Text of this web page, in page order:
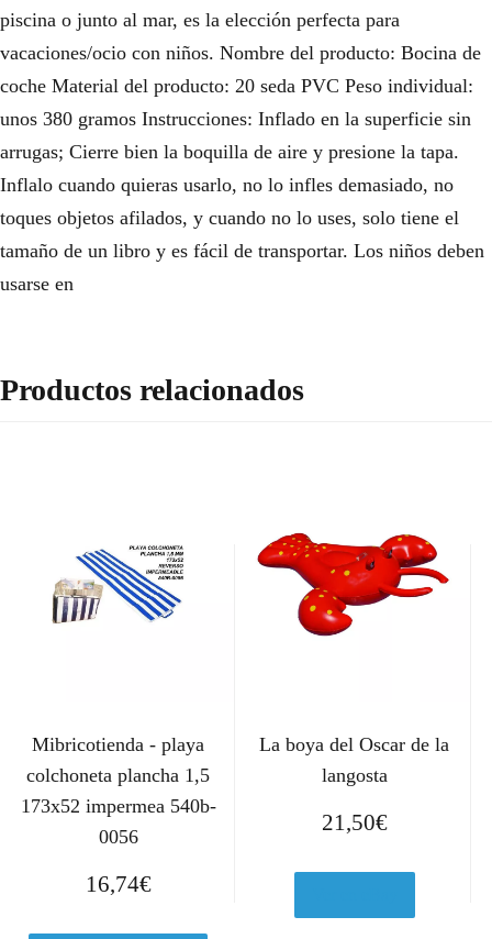
piscina o junto al mar, es la elección perfecta para
vacaciones/ocio con niños. Nombre del producto: Bocina de
coche Material del producto: 20 seda PVC Peso individual:
unos 380 gramos Instrucciones: Inflado en la superficie sin
arrugas; Cierre bien la boquilla de aire y presione la tapa.
Inflalo cuando quieras usarlo, no lo infles demasiado, no
toques objetos afilados, y cuando no lo uses, solo tiene el
tamaño de un libro y es fácil de transportar. Los niños deben
usarse en
Productos relacionados
Mibricotienda - playa
colchoneta plancha 1,5
173x52 impermea 540b-
0056
16,74€
La boya del Oscar de la
langosta
21,50€